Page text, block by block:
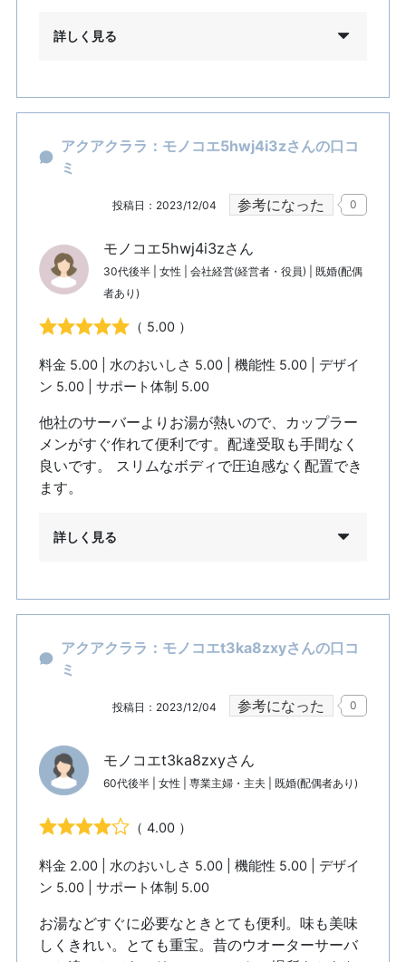
詳しく見る
アクアクララ：モノコエ5hwj4i3zさんの口コ
ミ
投稿日：2023/12/04 参考になった 0
モノコエ5hwj4i3zさん
30代後半 | 女性 | 会社経営(経営者・役員) | 既婚(配偶
者あり)
（ 5.00 ）
料金 5.00 | 水のおいしさ 5.00 | 機能性 5.00 | デザイ
ン 5.00 | サポート体制 5.00
他社のサーバーよりお湯が熱いので、カップラー
メンがすぐ作れて便利です。配達受取も手間なく
良いです。 スリムなボディで圧迫感なく配置でき
ます。
詳しく見る
アクアクララ：モノコエt3ka8zxyさんの口コ
ミ
投稿日：2023/12/04 参考になった 0
モノコエt3ka8zxyさん
60代後半 | 女性 | 専業主婦・主夫 | 既婚(配偶者あり)
（ 4.00 ）
料金 2.00 | 水のおいしさ 5.00 | 機能性 5.00 | デザイ
ン 5.00 | サポート体制 5.00
お湯などすぐに必要なときとても便利。味も美味
しくきれい。とても重宝。昔のウオーターサーバ